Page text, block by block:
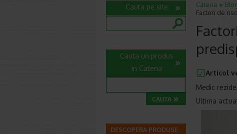
Catena
Factori de
Articol
Medic
Ultima
Cauta pe site
Cauta un produs
in Catena
DESCOPERA PRODUSE